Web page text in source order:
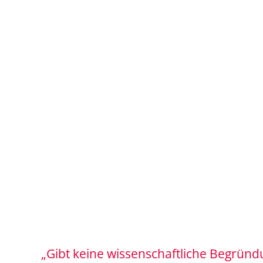
„Gibt keine wissenschaftliche